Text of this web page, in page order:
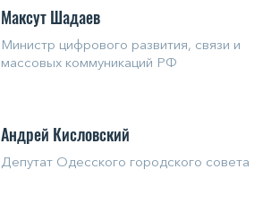
Максут Шадаев
Министр цифрового развития, связи и
массовых коммуникаций РФ
Андрей Кисловский
Депутат Одесского городского совета